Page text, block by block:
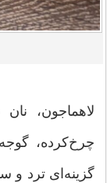
لاهماجون،
گزینه‌ای ترد و